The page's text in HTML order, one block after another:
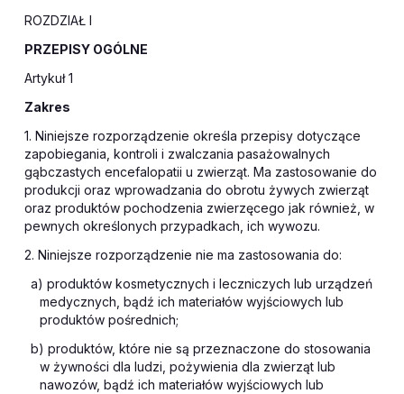
ROZDZIAŁ I
PRZEPISY OGÓLNE
Artykuł 1
Zakres
1. Niniejsze rozporządzenie określa przepisy dotyczące
zapobiegania, kontroli i zwalczania pasażowalnych
gąbczastych encefalopatii u zwierząt. Ma zastosowanie do
produkcji oraz wprowadzania do obrotu żywych zwierząt
oraz produktów pochodzenia zwierzęcego jak również, w
pewnych określonych przypadkach, ich wywozu.
2. Niniejsze rozporządzenie nie ma zastosowania do:
a) produktów kosmetycznych i leczniczych lub urządzeń
medycznych, bądź ich materiałów wyjściowych lub
produktów pośrednich;
b) produktów, które nie są przeznaczone do stosowania
w żywności dla ludzi, pożywienia dla zwierząt lub
nawozów, bądź ich materiałów wyjściowych lub